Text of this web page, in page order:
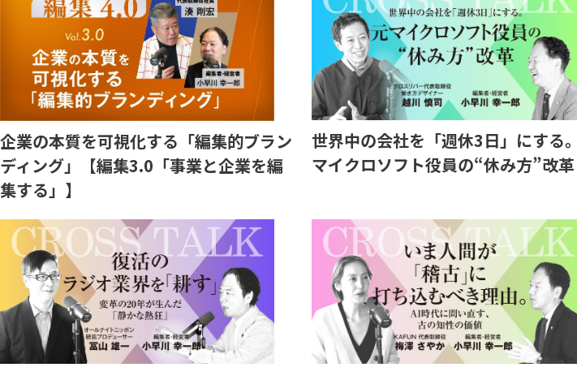
企業の本質を可視化する「編集的ブラン
ディング」【編集3.0「事業と企業を編
集する」】
世界中の会社を「週休3日」にする
マイクロソフト役員の“休み方”改革